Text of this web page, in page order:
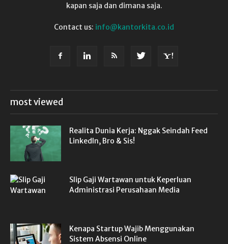
kapan saja dan dimana saja.
Contact us: info@kantorkita.co.id
most viewed
Realita Dunia Kerja: Nggak Seindah Feed
LinkedIn, Bro & Sis!
Slip Gaji Wartawan untuk Keperluan
Administrasi Perusahaan Media
Kenapa Startup Wajib Menggunakan
Sistem Absensi Online